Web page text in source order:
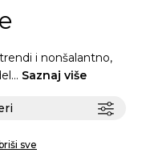
i nonšalantno,
... Saznaj više
sve